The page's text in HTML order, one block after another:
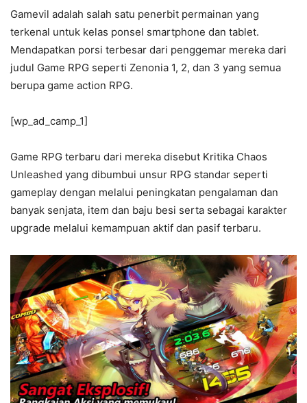
Gamevil adalah salah satu penerbit permainan yang
terkenal untuk kelas ponsel smartphone dan tablet.
Mendapatkan porsi terbesar dari penggemar mereka dari
judul Game RPG seperti Zenonia 1, 2, dan 3 yang semua
berupa game action RPG.
[wp_ad_camp_1]
Game RPG terbaru dari mereka disebut Kritika Chaos
Unleashed yang dibumbui unsur RPG standar seperti
gameplay dengan melalui peningkatan pengalaman dan
banyak senjata, item dan baju besi serta sebagai karakter
upgrade melalui kemampuan aktif dan pasif terbaru.